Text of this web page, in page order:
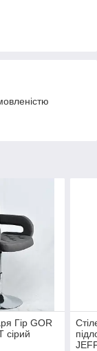
Гір GOR
сірий